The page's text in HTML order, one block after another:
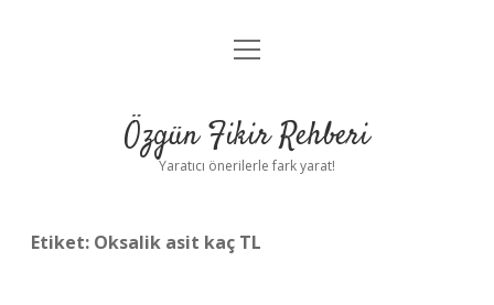
Gizlilik Politikası
Yasal Uyarı
menüyü
Özgün Fikir Rehberi
Yaratıcı önerilerle fark yarat!
Etiket: Oksalik asit kaç TL